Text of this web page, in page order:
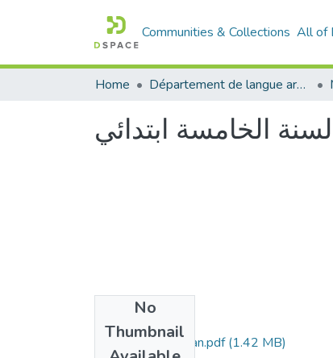
Communities & Collections All of
Home Département de langue arabe
الخامسة ابتدائي
No
Thumbnail
Benmastefa-Hanan.pdf(1.42 MB)